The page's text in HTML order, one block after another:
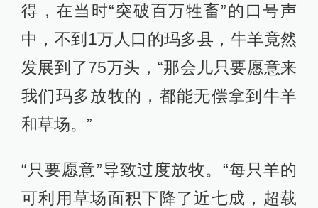
得，在当时“突破百万牲畜”的口号声
中，不到1万人口的玛多县，牛羊竟然
发展到了75万头，“那会儿只要愿意来
我们玛多放牧的，都能无偿拿到牛羊
和草场。”
“只要愿意”导致过度放牧。“每只羊的
可利用草场面积下降了近七成，超载